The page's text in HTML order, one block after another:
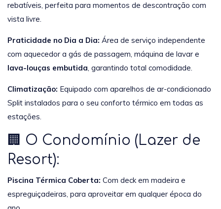
rebatíveis, perfeita para momentos de descontração com
vista livre.
Praticidade no Dia a Dia: Área de serviço independente
com aquecedor a gás de passagem, máquina de lavar e
lava-louças embutida, garantindo total comodidade.
Climatização: Equipado com aparelhos de ar-condicionado
Split instalados para o seu conforto térmico em todas as
estações.
🏢 O Condomínio (Lazer de
Resort):
Piscina Térmica Coberta: Com deck em madeira e
espreguiçadeiras, para aproveitar em qualquer época do